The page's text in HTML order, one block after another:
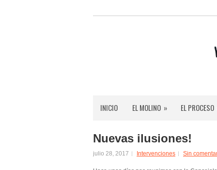
INICIO EL MOLINO » EL PROCESO
Nuevas ilusiones!
julio 28, 2017 Intervenciones Sin